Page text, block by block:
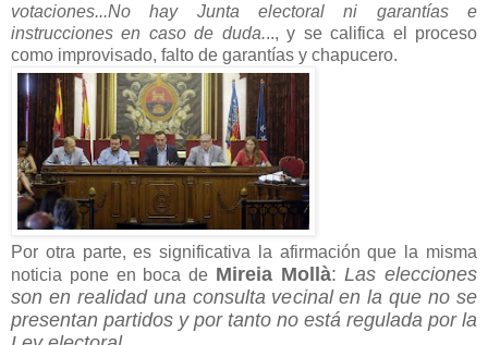
votaciones...No hay Junta electoral ni garantías e
instrucciones en caso de duda..., y se califica el proceso
como improvisado, falto de garantías y chapucero.
Por otra parte, es significativa la afirmación que la misma
noticia pone en boca de Mireia Mollà:Las elecciones
son en realidad una consulta vecinal en la que no se
presentan partidos y por tanto no está regulada por la